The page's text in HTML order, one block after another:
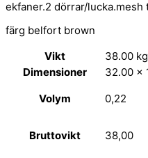
ekfaner.2 dörrar/lucka.mesh
färg belfort brown
Vikt
38.00 kg
Dimensioner
32.00 ×
Volym
0,22
Bruttovikt 38,00